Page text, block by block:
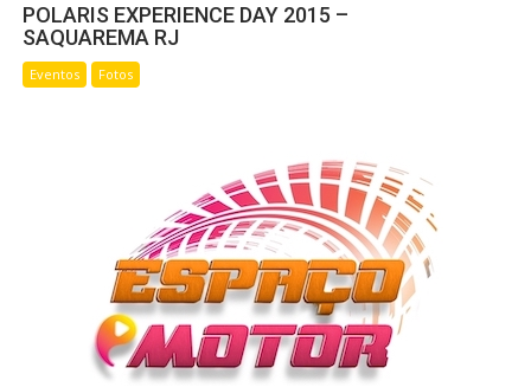
POLARIS EXPERIENCE DAY 2015 –
SAQUAREMA RJ
Eventos Fotos